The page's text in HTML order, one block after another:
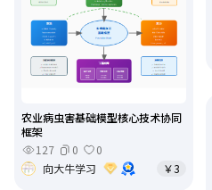
农业病虫害基础模型核心技术协同
框架
127
0
0
向大牛学习
￥3